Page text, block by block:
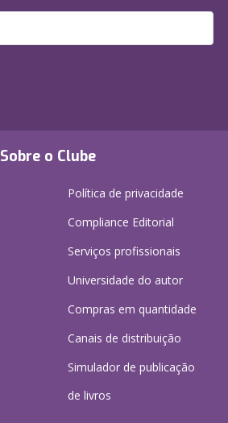
Sobre o Clube
Política de privacidade
Compliance Editorial
Serviços profissionais
Universidade do autor
Compras em quantidade
Canais de distribuição
Simulador de publicação
de livros